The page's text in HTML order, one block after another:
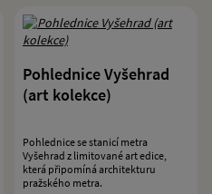
Pohlednice Vyšehrad
(art kolekce)
Pohlednice se stanicí metra
Vyšehrad z limitované art edice,
která připomíná architekturu
pražského metra.